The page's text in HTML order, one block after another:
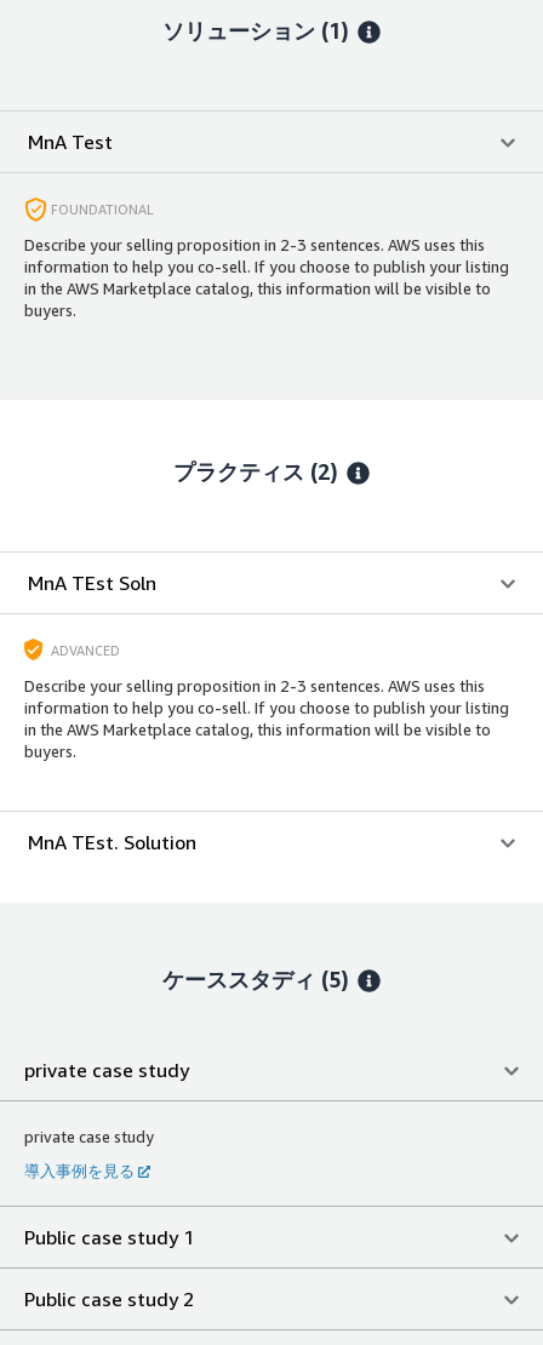
ソリューション (1)
MnA Test
FOUNDATIONAL
Describe your selling proposition in 2-3 sentences. AWS uses this
information to help you co-sell. If you choose to publish your listing
in the AWS Marketplace catalog, this information will be visible to
buyers.
プラクティス (2)
MnA TEst Soln
ADVANCED
Describe your selling proposition in 2-3 sentences. AWS uses this
information to help you co-sell. If you choose to publish your listing
in the AWS Marketplace catalog, this information will be visible to
buyers.
MnA TEst. Solution
ケーススタディ (5)
private case study
private case study
導入事例を見る
Public case study 1
Public case study 2